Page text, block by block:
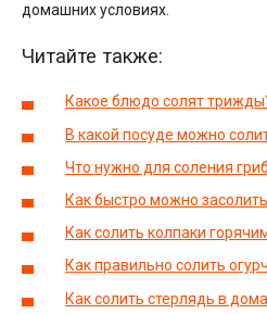
домашних условиях.
Читайте также:
Какое блюдо солят
В какой посуде можно
Что нужно для соления
Как быстро можно
Как солить колпаки
Как правильно солить
Как солить стерлядь в